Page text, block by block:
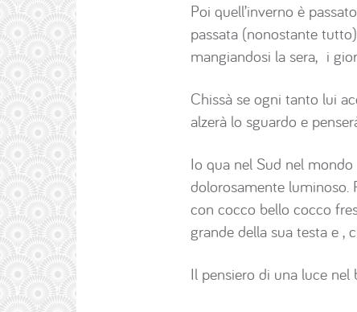
Poi quell’inverno è
passata (nonostante
mangiandosi la sera, i
Chissà se ogni tanto lui
alzerà lo sguardo e
Io qua nel Sud nel
dolorosamente luminoso.
con cocco bello cocco
grande della sua testa e ,
Il pensiero di una luce